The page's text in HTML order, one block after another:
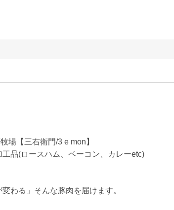
場【三右衛門/3 e mon】
工品(ロースハム、ベーコン、カレーetc)
変わる」そんな豚肉を届けます。